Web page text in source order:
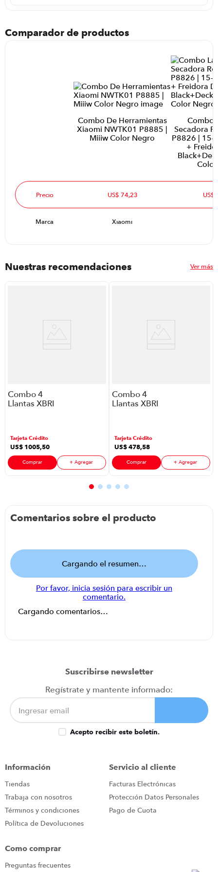
Comparador de productos
Combo De Herramientas
Xiaomi NWTK01 P8885 |
Miiiw Color Negro
Combo
Secadora
P8826 | 15-
+
Precio US$ 74,23 US$
Marca Xiaomi
Nuestras recomendaciones Ver más
Combo 4
Llantas XBRI
Galón Aceite
Havoline
Tarjeta Crédito
US$ 1005,50
Comprar + Agregar
Combo 4
Llantas XBRI
Galón Aceite
Havoline
Tarjeta Crédito
US$478,58
Comprar + Agregar
Comentarios sobre el producto
Cargando el resumen…
Por favor, inicia sesión para escribir un
comentario.
Cargando comentarios…
Suscribirse newsletter
Regístrate y mantente informado:
Acepto recibir este boletín.
Información
Tiendas
Trabaja con nosotros
Términos y condiciones
Política de Devoluciones
Servicio al cliente
Facturas Electrónicas
Protección Datos Personales
Pago de Cuota
Como comprar
Preguntas frecuentes